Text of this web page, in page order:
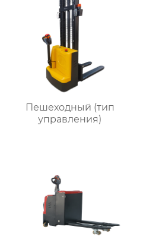
Пешеходный (тип
управления)